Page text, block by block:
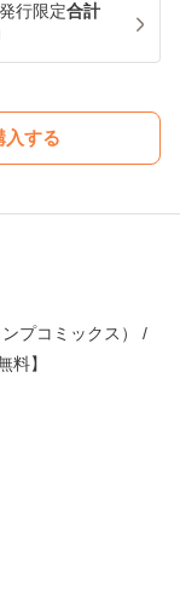
行限定合計
入する
プコミックス） /
料】